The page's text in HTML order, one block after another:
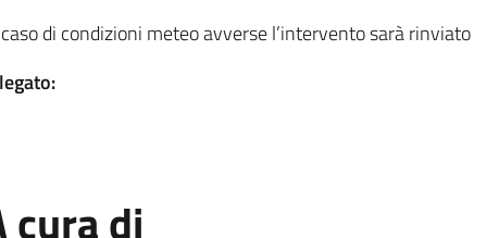
di condizioni meteo avverse l’intervento sarà rinviato
cura di